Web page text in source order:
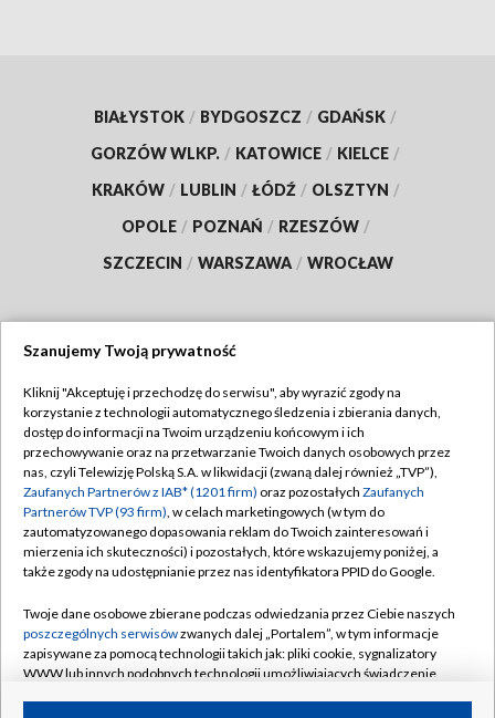
BIAŁYSTOK / BYDGOSZCZ / GDAŃSK /
GORZÓW WLKP. / KATOWICE / KIELCE /
KRAKÓW / LUBLIN / ŁÓDŹ / OLSZTYN /
OPOLE / POZNAŃ / RZESZÓW /
SZCZECIN / WARSZAWA / WROCŁAW
TVP
Abonament TVP
Emisja w TVP
Centrum informacji TVP
Naziemna Telewizja Cyfrowa
Rada Programowa
System NOS
Informacje o nadawcy
Regulamin TVP
Polityka prywatności
Moje zgody
Pomoc
Kontakt
Kanały
Szanujemy Twoją prywatność
Kliknij "Akceptuję i przechodzę do serwisu", aby wyrazić zgody na
korzystanie z technologii automatycznego śledzenia i zbierania danych,
dostęp do informacji na Twoim urządzeniu końcowym i ich
przechowywanie oraz na przetwarzanie Twoich danych osobowych przez
nas, czyli Telewizję Polską S.A. w likwidacji (zwaną dalej również „TVP”),
Zaufanych Partnerów z IAB* (1201 firm) oraz pozostałych Zaufanych
Partnerów TVP (93 firm), w celach marketingowych (w tym do
zautomatyzowanego dopasowania reklam do Twoich zainteresowań i
mierzenia ich skuteczności) i pozostałych, które wskazujemy poniżej, a
także zgody na udostępnianie przez nas identyfikatora PPID do Google.
Twoje dane osobowe zbierane podczas odwiedzania przez Ciebie naszych
poszczególnych serwisówzwanych dalej „Portalem”, w tym informacje
zapisywane za pomocą technologii takich jak: pliki cookie, sygnalizatory
WWW lub innych podobnych technologii umożliwiających świadczenie